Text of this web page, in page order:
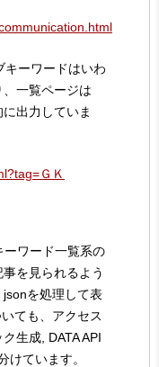
キーワードはいわ
一覧ページは
出力していま
ＧＫ
ワード一覧系の
を見られるよう
を処理して表
ても、アクセス
生成, DATA API
けています。